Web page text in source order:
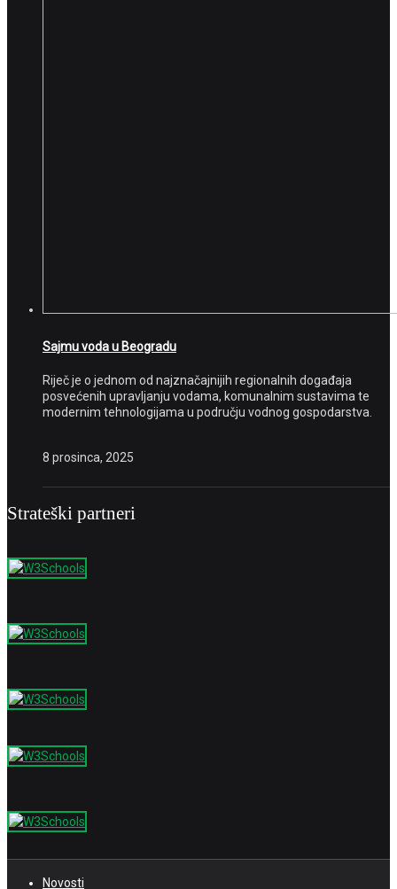
Sajmu voda u Beogradu
Riječ je o jednom od najznačajnijih regionalnih događaja
posvećenih upravljanju vodama, komunalnim sustavima te
modernim tehnologijama u području vodnog gospodarstva.
8 prosinca, 2025
Strateški partneri
Novosti